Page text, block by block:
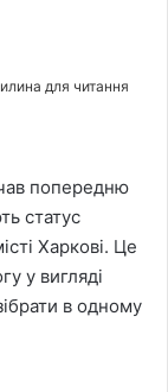
для читання
попередню
статус
Харкові. Це
у вигляді
в одному